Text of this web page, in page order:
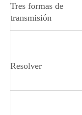
Tres formas de
transmisión
Resolver